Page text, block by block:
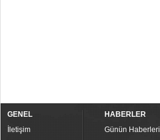
GENEL
İletişim
HABERLER
Günün Haberleri